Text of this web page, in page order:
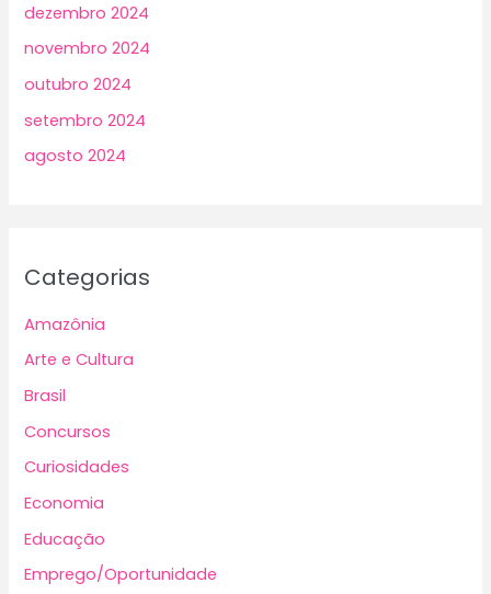
dezembro 2024
novembro 2024
outubro 2024
setembro 2024
agosto 2024
Categorias
Amazônia
Arte e Cultura
Brasil
Concursos
Curiosidades
Economia
Educação
Emprego/Oportunidade